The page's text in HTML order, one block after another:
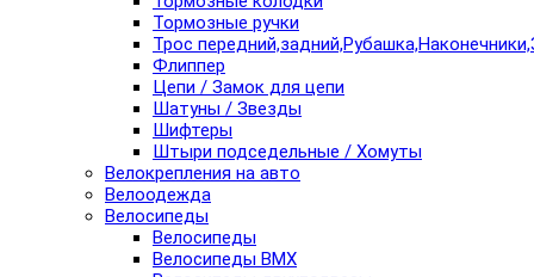
Тормозные ручки
Трос
Флиппер
Цепи / Замок для цепи
Шатуны / Звезды
Шифтеры
Штыри подседельные / Хомуты
Велокрепления на авто
Велоодежда
Велосипеды
Велосипеды
Велосипеды BMX